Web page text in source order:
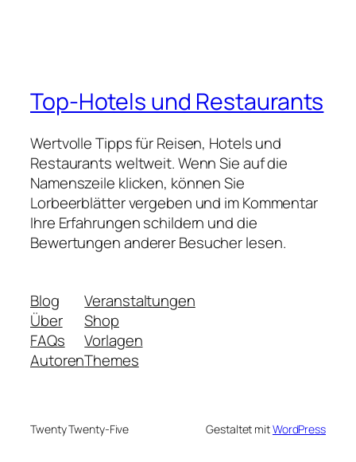
Top-Hotels und Restaurants
Wertvolle Tipps für Reisen, Hotels und
Restaurants weltweit. Wenn Sie auf die
Namenszeile klicken, können Sie
Lorbeerblätter vergeben und im Kommentar
Ihre Erfahrungen schildern und die
Bewertungen anderer Besucher lesen.
Blog
Über
FAQs
Autoren
Veranstaltungen
Shop
Vorlagen
Themes
Twenty Twenty-Five Gestaltet mitWordPress